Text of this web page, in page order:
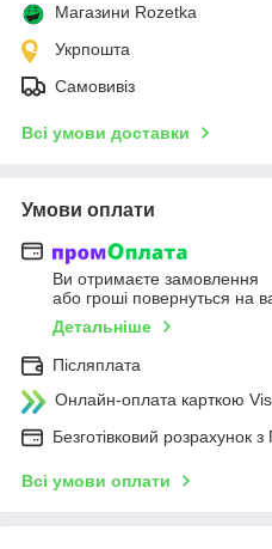
Магазини Rozetka
Укрпошта
Самовивіз
Всі умови доставки
Умови оплати
Ви отримаєте замовлення
або гроші повернуться на
Детальніше
Післяплата
Онлайн-оплата карткою
Безготівковий розрахунок
Всі умови оплати